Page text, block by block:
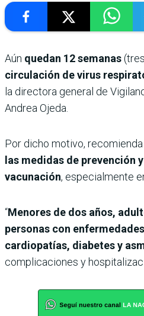
Aún quedan 12 semanas
circulación de virus
la directora general de
Andrea Ojeda.
Por dicho motivo,
las medidas de prevención
vacunación, especialmente
“Menores de dos años,
personas con
cardiopatías, diabetes y
complicaciones y